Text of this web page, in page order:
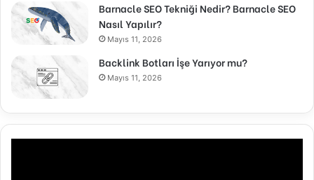
Barnacle SEO Tekniği Nedir? Barnacle SEO
Nasıl Yapılır?
Mayıs 11, 2026
Backlink Botları İşe Yarıyor mu?
Mayıs 11, 2026